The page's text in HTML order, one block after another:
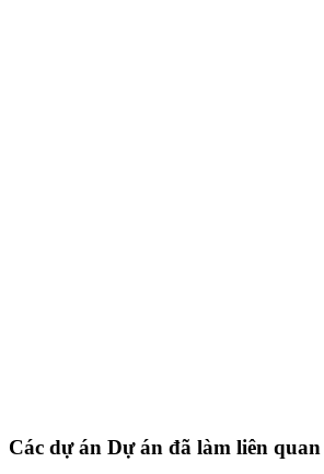
Các dự án Dự án đã làm liên quan